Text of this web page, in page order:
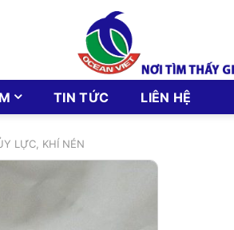
TIN TỨC LIÊN HỆ
LỰC, KHÍ NÉN